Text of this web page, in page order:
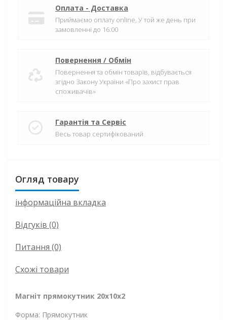
Оплата - Доставка
Приймаємо оплату online, У той же день при
замовленні до 16:00
Повернення / Обмін
Повернення та обмін товарів, відбувається
згідно Закону України «Про захист прав
споживачів»
Гарантія та Сервіс
Весь товар сертифікований
Огляд товару
інформаційна вкладка
Відгуків (0)
Питання (0)
Схожі товари
Магніт прямокутник 20x10x2
Форма: Прямокутник